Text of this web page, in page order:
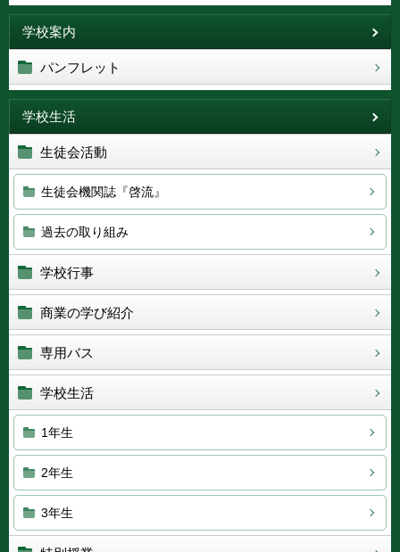
学校案内
パンフレット
学校生活
生徒会活動
生徒会機関誌『啓流』
過去の取り組み
学校行事
商業の学び紹介
専用バス
学校生活
1年生
2年生
3年生